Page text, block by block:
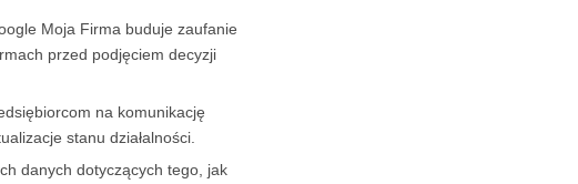
Moja Firma buduje zaufanie
przed podjęciem decyzji
na komunikację
stanu działalności.
danych dotyczących tego, jak